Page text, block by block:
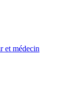
et médecin